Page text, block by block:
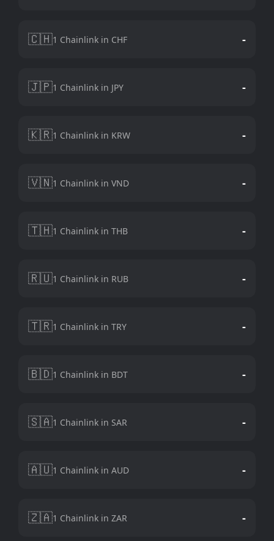
🇨🇭1 Chainlink in CHF -
🇯🇵1 Chainlink in JPY -
🇰🇷1 Chainlink in KRW -
🇻🇳1 Chainlink in VND -
🇹🇭1 Chainlink in THB -
🇷🇺1 Chainlink in RUB -
🇹🇷1 Chainlink in TRY -
🇧🇩1 Chainlink in BDT -
🇸🇦1 Chainlink in SAR -
🇦🇺1 Chainlink in AUD -
🇿🇦1 Chainlink in ZAR -